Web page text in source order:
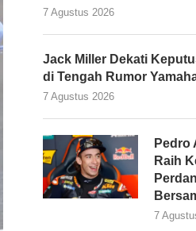
7 Agustus 2026
Jack Miller Dekati
di Tengah Rumor
7 Agustus 2026
Pedro
Raih
7